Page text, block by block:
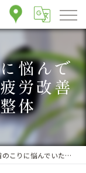
悩んで
労改善
体
方は是非「眼精疲労改善コース」＃仙川整体